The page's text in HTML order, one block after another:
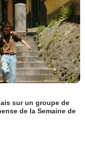
sur un groupe de
de la Semaine de